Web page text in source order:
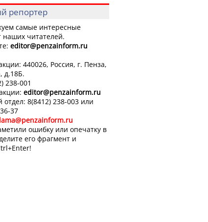
репортер
самые интересные
наших читателей.
editor@penzainform.ru
440026, Россия, г. Пенза,
д.18Б.
238-001
editor@penzainform.ru
отдел: 8(8412) 238-003 или
37
ошибку или опечатку в
его фрагмент и